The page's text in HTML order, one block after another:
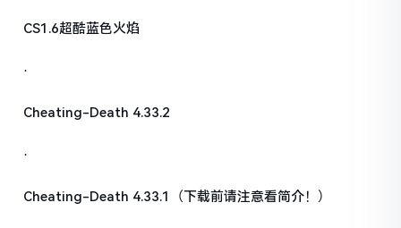
CS1.6超酷蓝色火焰
·
Cheating-Death 4.33.2
·
Cheating-Death 4.33.1（下载前请注意看简介！）